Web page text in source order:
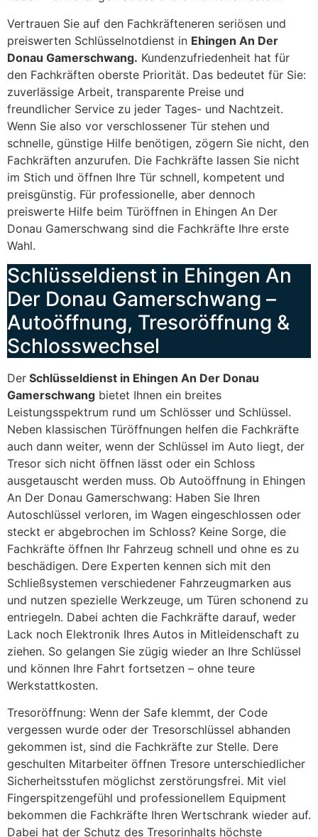
Vertrauen Sie auf den Fachkräfteneren seriösen und
preiswerten Schlüsselnotdienst in Ehingen An Der
Donau Gamerschwang. Kundenzufriedenheit hat für
den Fachkräften oberste Priorität. Das bedeutet für Sie:
zuverlässige Arbeit, transparente Preise und
freundlicher Service zu jeder Tages- und Nachtzeit.
Wenn Sie also vor verschlossener Tür stehen und
schnelle, günstige Hilfe benötigen, zögern Sie nicht, den
Fachkräften anzurufen. Die Fachkräfte lassen Sie nicht
im Stich und öffnen Ihre Tür schnell, kompetent und
preisgünstig. Für professionelle, aber dennoch
preiswerte Hilfe beim Türöffnen in Ehingen An Der
Donau Gamerschwang sind die Fachkräfte Ihre erste
Wahl.
Schlüsseldienst in Ehingen An
Der Donau Gamerschwang –
Autoöffnung, Tresoröffnung &
Schlosswechsel
Der Schlüsseldienst in Ehingen An Der Donau
Gamerschwang bietet Ihnen ein breites
Leistungsspektrum rund um Schlösser und Schlüssel.
Neben klassischen Türöffnungen helfen die Fachkräfte
auch dann weiter, wenn der Schlüssel im Auto liegt, der
Tresor sich nicht öffnen lässt oder ein Schloss
ausgetauscht werden muss. Ob Autoöffnung in Ehingen
An Der Donau Gamerschwang: Haben Sie Ihren
Autoschlüssel verloren, im Wagen eingeschlossen oder
steckt er abgebrochen im Schloss? Keine Sorge, die
Fachkräfte öffnen Ihr Fahrzeug schnell und ohne es zu
beschädigen. Dere Experten kennen sich mit den
Schließsystemen verschiedener Fahrzeugmarken aus
und nutzen spezielle Werkzeuge, um Türen schonend zu
entriegeln. Dabei achten die Fachkräfte darauf, weder
Lack noch Elektronik Ihres Autos in Mitleidenschaft zu
ziehen. So gelangen Sie zügig wieder an Ihre Schlüssel
und können Ihre Fahrt fortsetzen – ohne teure
Werkstattkosten.
Tresoröffnung: Wenn der Safe klemmt, der Code
vergessen wurde oder der Tresorschlüssel abhanden
gekommen ist, sind die Fachkräfte zur Stelle. Dere
geschulten Mitarbeiter öffnen Tresore unterschiedlicher
Sicherheitsstufen möglichst zerstörungsfrei. Mit viel
Fingerspitzengefühl und professionellem Equipment
bekommen die Fachkräfte Ihren Wertschrank wieder auf.
Dabei hat der Schutz des Tresorinhalts höchste